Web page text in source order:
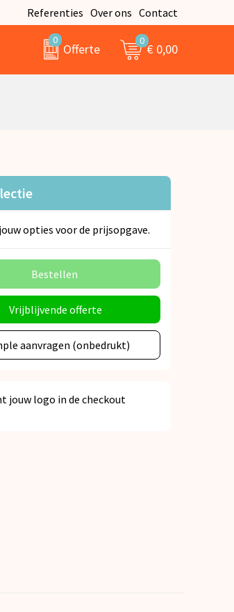
Referenties Over ons Contact
0
Offerte
0
€ 0,00
opties voor de prijsopgave.
Bestellen
Vrijblijvende offerte
aanvragen (onbedrukt)
jouw logo in de checkout